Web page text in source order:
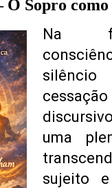
O Sopro
Na
uma
sujeito